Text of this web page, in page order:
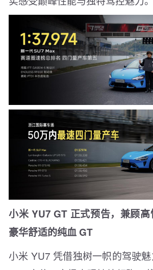
小米 YU7 GT 正式预告，兼顾
豪华舒适的纯血 GT
小米 YU7 凭借独树一帜的驾驶